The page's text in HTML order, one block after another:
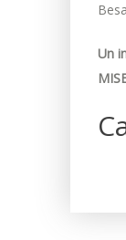
Un